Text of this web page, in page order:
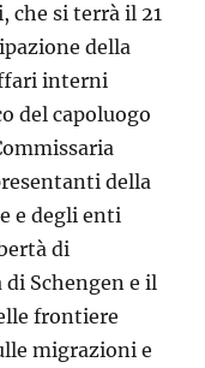
che si terrà il 21
della
interni
del capoluogo
della
e degli enti
di
Schengen e il
frontiere
migrazioni e